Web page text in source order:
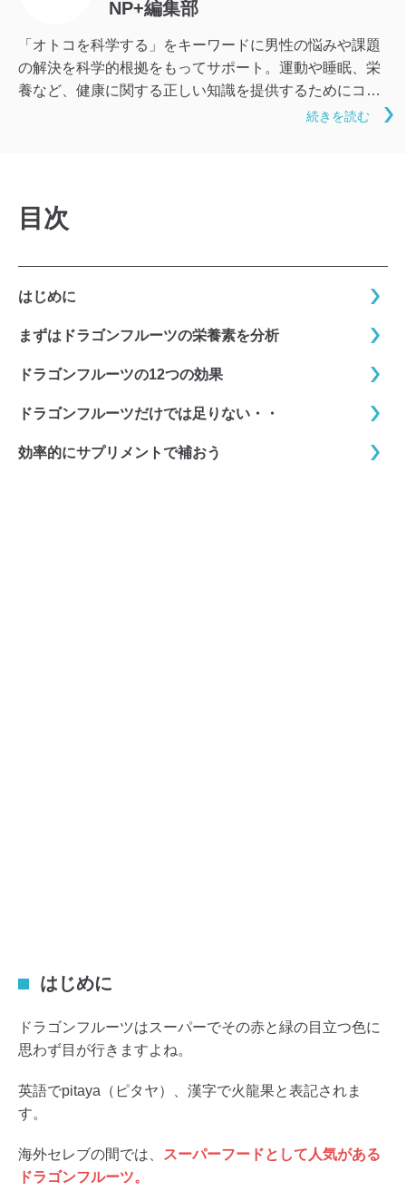
NP+編集部
「オトコを科学する」をキーワードに男性の悩みや課題
の解決を科学的根拠をもってサポート。運動や睡眠、栄
養など、健康に関する正しい知識を提供するためにコン
続きを読む
目次
はじめに
まずはドラゴンフルーツの栄養素を分析
ドラゴンフルーツの12つの効果
ドラゴンフルーツだけでは足りない・・
効率的にサプリメントで補おう
はじめに
ドラゴンフルーツはスーパーでその赤と緑の目立つ色に
思わず目が行きますよね。
英語でpitaya（ピタヤ）、漢字で火龍果と表記されま
す。
海外セレブの間では、
スーパーフードとして人気がある
ドラゴンフルーツ。